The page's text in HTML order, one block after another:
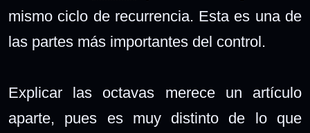
mismo ciclo de recurrencia. Esta es una de
las partes más importantes del control.
Explicar las octavas merece un artículo
aparte, pues es muy distinto de lo que